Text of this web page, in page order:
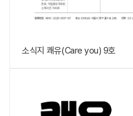
소식지 쾌유(Care you) 9호